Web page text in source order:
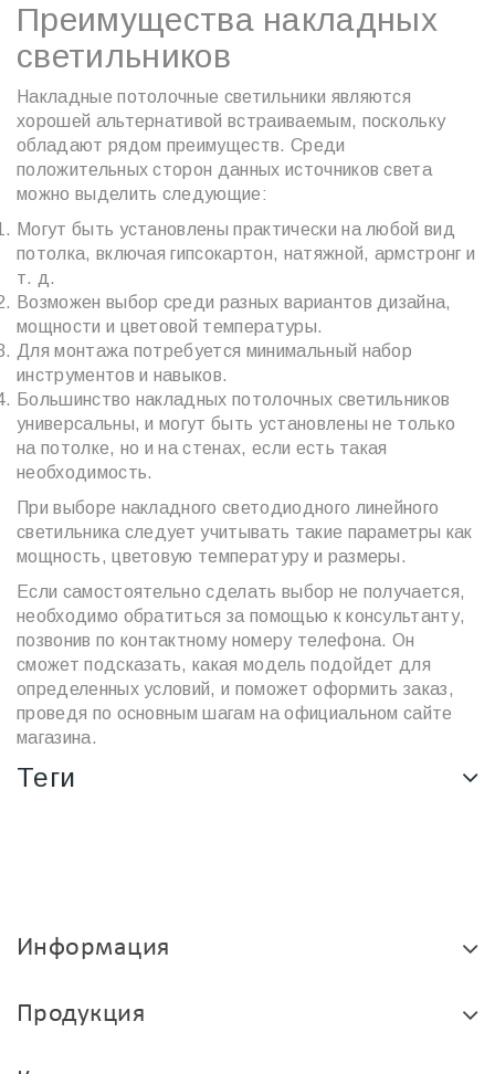
Преимущества накладных
светильников
Накладные потолочные светильники являются
хорошей альтернативой встраиваемым, поскольку
обладают рядом преимуществ. Среди
положительных сторон данных источников света
можно выделить следующие:
Могут быть установлены практически на любой вид
потолка, включая гипсокартон, натяжной, армстронг и
т. д.
Возможен выбор среди разных вариантов дизайна,
мощности и цветовой температуры.
Для монтажа потребуется минимальный набор
инструментов и навыков.
Большинство накладных потолочных светильников
универсальны, и могут быть установлены не только
на потолке, но и на стенах, если есть такая
необходимость.
При выборе накладного светодиодного линейного
светильника следует учитывать такие параметры как
мощность, цветовую температуру и размеры.
Если самостоятельно сделать выбор не получается,
необходимо обратиться за помощью к консультанту,
позвонив по контактному номеру телефона. Он
сможет подсказать, какая модель подойдет для
определенных условий, и поможет оформить заказ,
проведя по основным шагам на официальном сайте
магазина.
Теги
Информация
Продукция